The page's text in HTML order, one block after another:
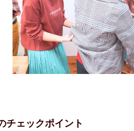
チェックポイント